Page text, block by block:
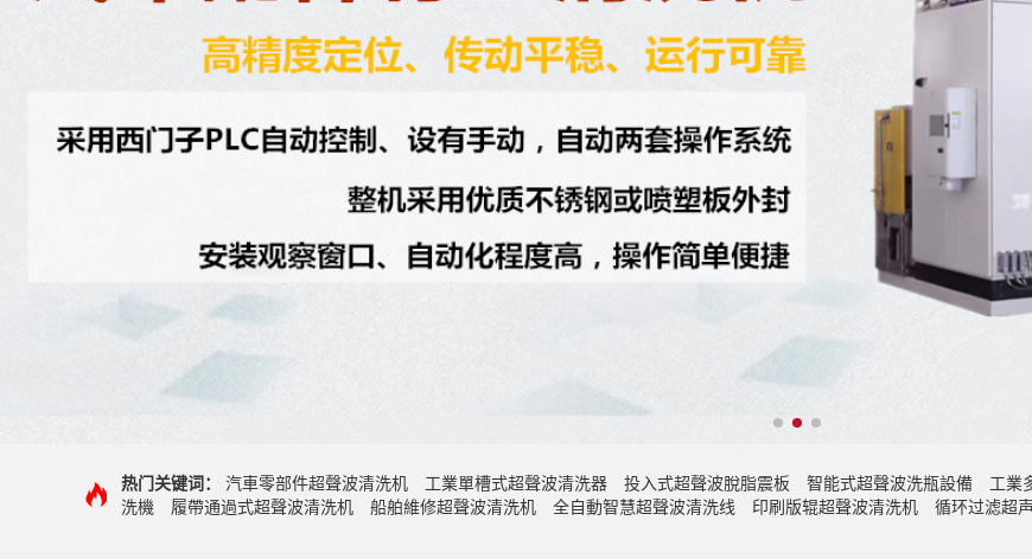
热门关键词： 汽車零部件超聲波清洗机 工業單槽式超聲波清洗器 投入式超聲波脫脂震板 智能式超聲波洗瓶設備 工業
洗機
履帶通過式超聲波清洗机 船舶維修超聲波清洗机 全自動智慧超聲波清洗线 印刷版辊超聲波清洗机 循环过滤超